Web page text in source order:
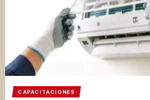
CAPACITACIONES